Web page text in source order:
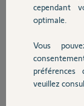
Devis avec
Contact
Réponses
Bonjour Lionnel
La liaison Homekit
compatible.
Ci joint la liste des
cependant
optimale.
Vous
préférences
veuillez